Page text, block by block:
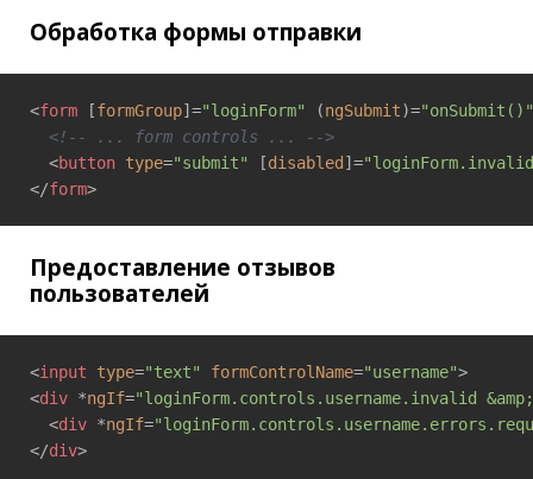
Обработка формы отправки
<form [formGroup]="loginForm" (ngSubmit)="onSubmit()"
<!-- ... form controls ... -->
<button type="submit" [disabled ]=
</form>
Предоставление отзывов
пользователей
<input type="text" formControlName="username">
<div *ngIf="loginForm.controls.username.invalid
<div *ngIf=
</div>